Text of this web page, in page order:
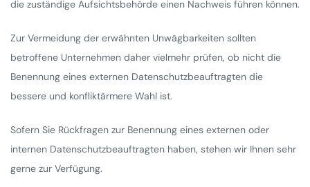
die zuständige Aufsichtsbehörde einen Nachweis führen können.
Zur Vermeidung der erwähnten Unwägbarkeiten sollten
betroffene Unternehmen daher vielmehr prüfen, ob nicht die
Benennung eines externen Datenschutzbeauftragten die
bessere und konfliktärmere Wahl ist.
Sofern Sie Rückfragen zur Benennung eines externen oder
internen Datenschutzbeauftragten haben, stehen wir Ihnen sehr
gerne zur Verfügung.